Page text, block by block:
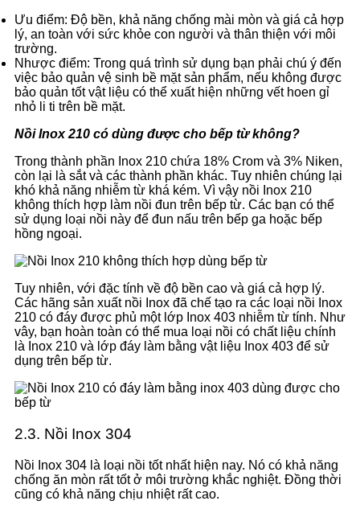
Ưu điểm: Độ bền, khả năng chống mài mòn và giá cả hợp
lý, an toàn với sức khỏe con người và thân thiện với môi
trường.
Nhược điểm: Trong quá trình sử dụng bạn phải chú ý đến
việc bảo quản vệ sinh bề mặt sản phẩm, nếu không được
bảo quản tốt vật liệu có thể xuất hiện những vết hoen gỉ
nhỏ li ti trên bề mặt.
Nồi Inox 210 có dùng được cho bếp từ không?
Trong thành phần Inox 210 chứa 18% Crom và 3% Niken,
còn lại là sắt và các thành phần khác. Tuy nhiên chúng lại
khó khả năng nhiễm từ khá kém. Vì vậy nồi Inox 210
không thích hợp làm nồi đun trên bếp từ. Các bạn có thể
sử dụng loại nồi này để đun nấu trên bếp ga hoặc bếp
hồng ngoại.
Tuy nhiên, với đặc tính về độ bền cao và giá cả hợp lý.
Các hãng sản xuất nồi Inox đã chế tạo ra các loại nồi Inox
210 có đáy được phủ một lớp Inox 403 nhiễm từ tính. Như
vây, bạn hoàn toàn có thể mua loại nồi có chất liệu chính
là Inox 210 và lớp đáy làm bằng vật liệu Inox 403 để sử
dụng trên bếp từ.
2.3. Nồi Inox 304
Nồi Inox 304 là loại nồi tốt nhất hiện nay. Nó có khả năng
chống ăn mòn rất tốt ở môi trường khắc nghiệt. Đồng thời
cũng có khả năng chịu nhiệt rất cao.